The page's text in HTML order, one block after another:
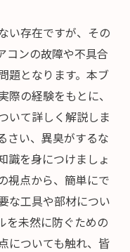
い存在ですが、その
コンの故障や不具合
題となります。本ブ
際の経験をもとに、
いて詳しく解説しま
さい、異臭がするな
識を身につけましょ
視点から、簡単にで
な工具や部材につい
を未然に防ぐための
についても触れ、皆